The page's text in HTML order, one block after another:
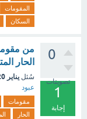
المقومات
السكان
0
تصويتات
1
إجابة
من
الحار
سُئل يناير 20
عبود
مقومات
الحار